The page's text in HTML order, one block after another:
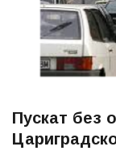
Пускат без